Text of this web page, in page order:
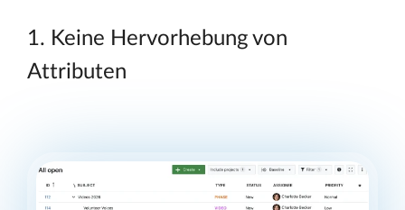
1. Keine Hervorhebung von
Attributen